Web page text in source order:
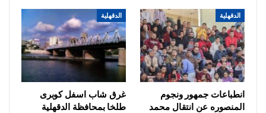
الدقهلية
انطباعات جمهور ونجوم
المنصوره عن انتقال محمد
الدقهلية
غرق شاب اسفل كوبرى
طلخا بمحافظة الدقهلية